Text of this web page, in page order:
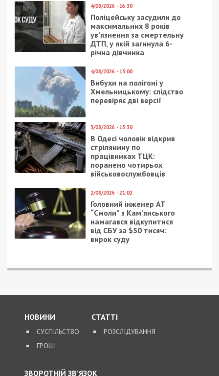
4/08/2026 - 16:30
Поліцейську засудили до
максимальних 8 років
ув’язнення за смертельну
ДТП, у якій загинула 6-
річна дівчинка
4/08/2026 - 15:00
Вибухи на полігоні у
Хмельницькому: слідство
перевіряє дві версії
3/08/2026 - 13:30
В Одесі чоловік відкрив
стрілянину по
працівниках ТЦК:
поранено чотирьох
військовослужбовців
2/08/2026 - 21:02
Головний інженер АТ
“Смоли” з Кам’янського
намагався відкупитися
від СБУ за $50 тисяч:
вирок суду
НОВИНИ
СУСПІЛЬСТВО
ГРОШІ
СТАТТІ
РОЗСЛІДУВАННЯ
ЗВОРОТНІЙ ЗВ’ЯЗОК